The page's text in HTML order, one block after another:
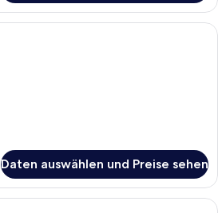
Ein Hotelzimmer mit zwei Betten,
Daten auswählen und Preise sehen